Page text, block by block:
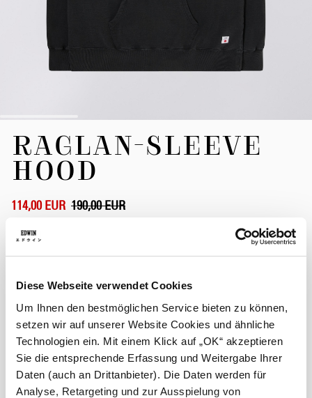
Diese Webseite verwendet Cookies
Um Ihnen den bestmöglichen Service bieten zu können,
setzen wir auf unserer Website Cookies und ähnliche
Technologien ein. Mit einem Klick auf „OK“ akzeptieren
Sie die entsprechende Erfassung und Weitergabe Ihrer
Daten (auch an Drittanbieter). Die Daten werden für
Analyse, Retargeting und zur Ausspielung von
Anfang
Bildergalerie
springen
RAGLAN-SLEEVE
HOOD
114,00 EUR 190,00 EUR
Black - ozone
Größe
S M L XL
In den Warenkorb